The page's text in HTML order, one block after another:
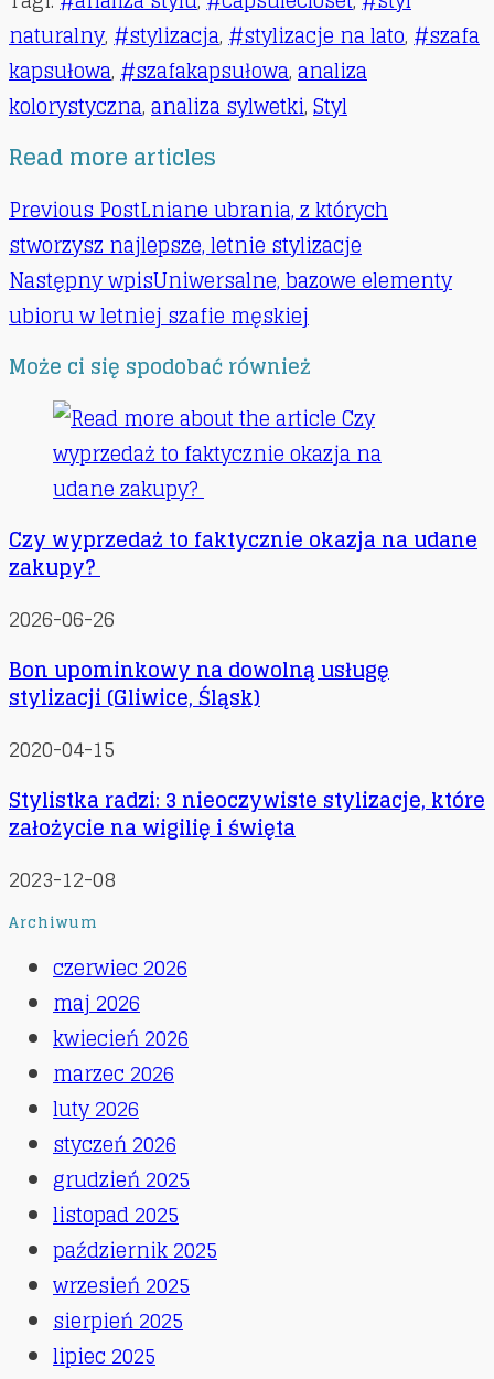
naturalny,#stylizacja,#stylizacje na lato,#szafa
kapsułowa,#szafakapsułowa,analiza
kolorystyczna,analiza sylwetki,Styl
Read more articles
Previous PostLniane ubrania, z których
stworzysz najlepsze, letnie stylizacje
Następny wpisUniwersalne, bazowe elementy
ubioru w letniej szafie męskiej
Może ci się spodobać również
Czy wyprzedaż to faktycznie okazja na udane
zakupy?
2026-06-26
Bon upominkowy na dowolną usługę
stylizacji (Gliwice, Śląsk)
2020-04-15
Stylistka radzi: 3 nieoczywiste stylizacje, które
założycie na wigilię i święta
2023-12-08
Archiwum
czerwiec 2026
maj 2026
kwiecień 2026
marzec 2026
luty 2026
styczeń 2026
grudzień 2025
listopad 2025
październik 2025
wrzesień 2025
sierpień 2025
lipiec 2025